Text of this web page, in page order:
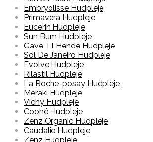
Embryolisse Hudpleje
Primavera Hudpleje
Eucerin Hudpleje
Sun Bum Hudpleje
Gave Til Hende Hudpleje
Sol De Janeiro Hudpleje
Evolve Hudpleje
Rilastil Hudpleje
La Roche-posay Hudpleje
Meraki Hudpleje
Vichy Hudpleje
Coohé Hudpleje
Zenz Organic Hudpleje
Caudalie Hudpleje
Zenz Hudpleje